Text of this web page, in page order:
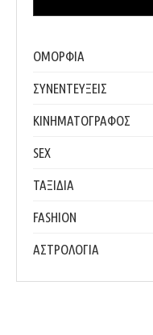
ΟΜΟΡΦΙΑ
ΣΥΝΕΝΤΕΥΞΕΙΣ
ΚΙΝΗΜΑΤΟΓΡΑΦΟΣ
SEX
ΤΑΞΙΔΙΑ
FASHION
ΑΣΤΡΟΛΟΓΙΑ